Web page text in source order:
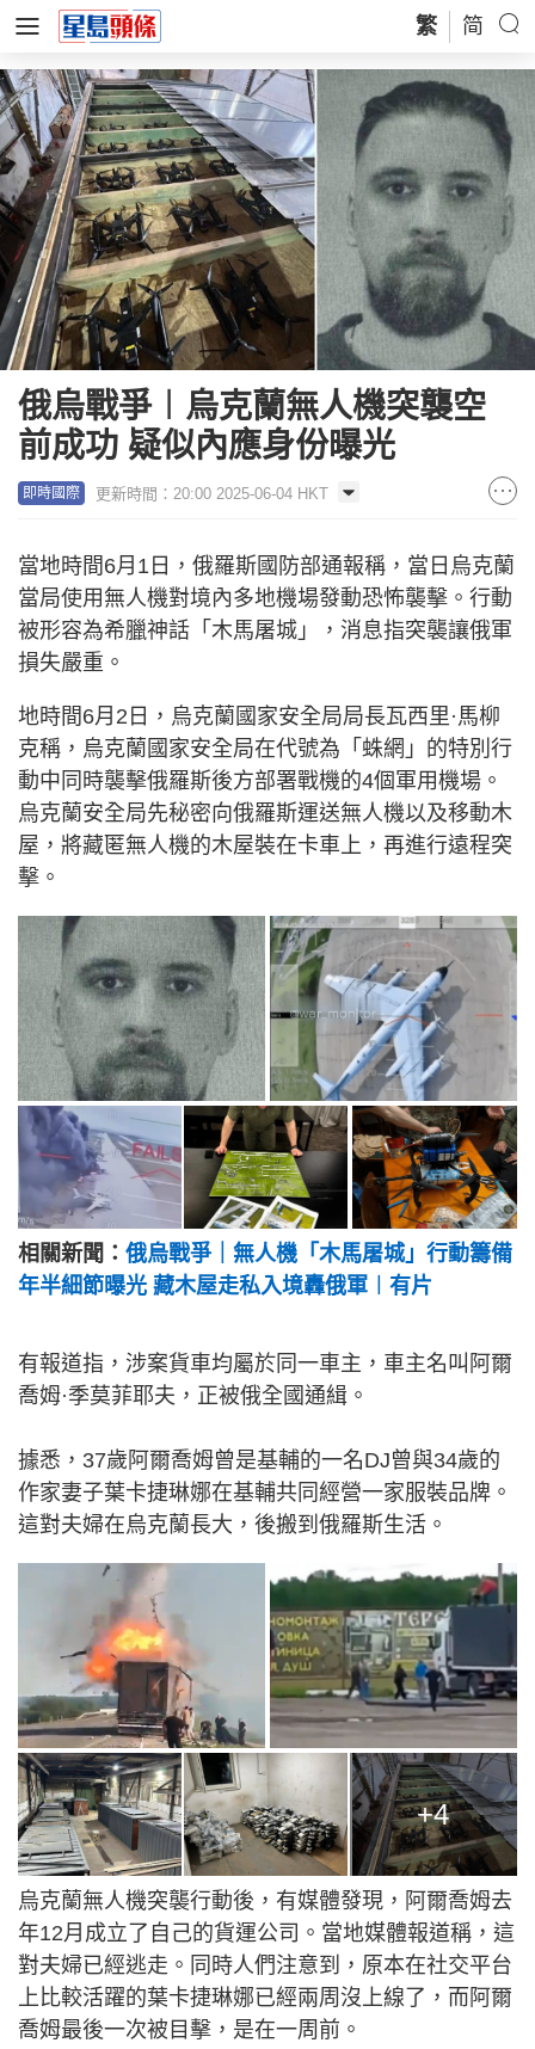
繁 简
俄烏戰爭︱烏克蘭無人機突襲空
前成功 疑似內應身份曝光
即時國際 更新時間：20:00 2025-06-04 HKT
當地時間6月1日，俄羅斯國防部通報稱，當日烏克蘭
當局使用無人機對境內多地機場發動恐怖襲擊。行動
被形容為希臘神話「木馬屠城」，消息指突襲讓俄軍
損失嚴重。
地時間6月2日，烏克蘭國家安全局局長瓦西里·馬柳
克稱，烏克蘭國家安全局在代號為「蛛網」的特別行
動中同時襲擊俄羅斯後方部署戰機的4個軍用機場。
烏克蘭安全局先秘密向俄羅斯運送無人機以及移動木
屋，將藏匿無人機的木屋裝在卡車上，再進行遠程突
擊。
相關新聞： 俄烏戰爭｜無人機「木馬屠城」行動籌備
年半細節曝光 藏木屋走私入境轟俄軍︱有片
有報道指，涉案貨車均屬於同一車主，車主名叫阿爾
喬姆·季莫菲耶夫，正被俄全國通緝。
據悉，37歲阿爾喬姆曾是基輔的一名DJ曾與34歲的
作家妻子葉卡捷琳娜在基輔共同經營一家服裝品牌。
這對夫婦在烏克蘭長大，後搬到俄羅斯生活。
+4
烏克蘭無人機突襲行動後，有媒體發現，阿爾喬姆去
年12月成立了自己的貨運公司。當地媒體報道稱，這
對夫婦已經逃走。同時人們注意到，原本在社交平台
上比較活躍的葉卡捷琳娜已經兩周沒上線了，而阿爾
喬姆最後一次被目擊，是在一周前。